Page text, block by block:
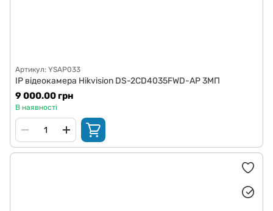
Артикул: YSAP033
IP відеокамера Hikvision DS-2CD4035FWD-AP 3МП
9 000.00 грн
В наявності